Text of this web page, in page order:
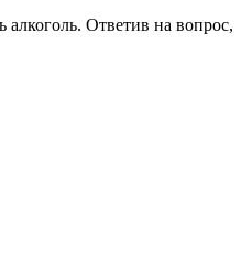
алкоголь. Ответив на вопрос,